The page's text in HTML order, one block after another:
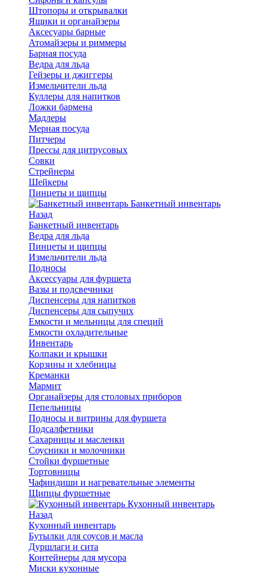
Штопоры и открывалки
Ящики и органайзеры
Аксесуары барные
Атомайзеры и риммеры
Барная посуда
Ведра для льда
Гейзеры и джиггеры
Измельчители льда
Куллеры для напитков
Ложки бармена
Мадлеры
Мерная посуда
Питчеры
Прессы для цитрусовых
Совки
Стрейнеры
Шейкеры
Пинцеты и щипцы
Банкетный инвентарь
Назад
Банкетный инвентарь
Ведра для льда
Пинцеты и щипцы
Измельчители льда
Подносы
Аксессуары для фуршета
Вазы и подсвечники
Диспенсеры для напитков
Диспенсеры для сыпучих
Емкости и мельницы для специй
Емкости охладительные
Инвентарь
Колпаки и крышки
Корзины и хлебницы
Креманки
Мармит
Органайзеры для столовых приборов
Пепельницы
Подносы и витрины для фуршета
Подсалфетники
Сахарницы и масленки
Соусники и молочники
Стойки фуршетные
Тортовницы
Чафиндиши и нагревательные элементы
Щипцы фуршетные
Кухонный инвентарь
Назад
Кухонный инвентарь
Бутылки для соусов и масла
Дуршлаги и сита
Контейнеры для мусора
Миски кухонные